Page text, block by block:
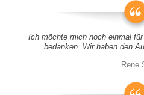
Ich möchte mich noch einmal
bedanken. Wir haben den
Rene